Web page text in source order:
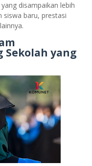
disampaikan lebih
siswa baru, prestasi
Sekolah yang